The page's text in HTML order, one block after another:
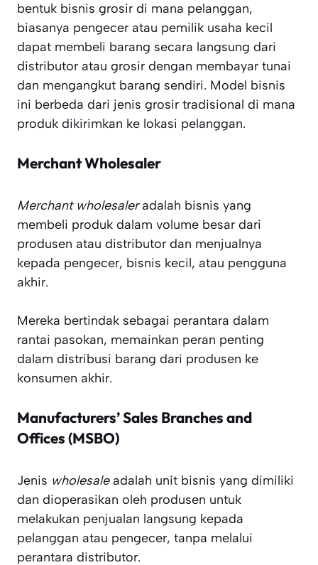
bentuk bisnis grosir di mana pelanggan,
biasanya pengecer atau pemilik usaha kecil
dapat membeli barang secara langsung dari
distributor atau grosir dengan membayar tunai
dan mengangkut barang sendiri. Model bisnis
ini berbeda dari jenis grosir tradisional di mana
produk dikirimkan ke lokasi pelanggan.
Merchant Wholesaler
Merchant wholesaleradalah bisnis yang
membeli produk dalam volume besar dari
produsen atau distributor dan menjualnya
kepada pengecer, bisnis kecil, atau pengguna
akhir.
Mereka bertindak sebagai perantara dalam
rantai pasokan, memainkan peran penting
dalam distribusi barang dari produsen ke
konsumen akhir.
Manufacturers’ Sales Branches and
Offices (MSBO)
Jenis wholesaleadalah unit bisnis yang dimiliki
dan dioperasikan oleh produsen untuk
melakukan penjualan langsung kepada
pelanggan atau pengecer, tanpa melalui
perantara distributor.